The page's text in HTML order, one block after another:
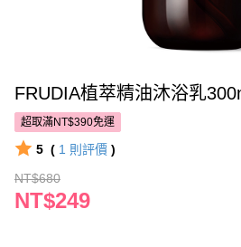
FRUDIA植萃精油沐浴乳
超取滿NT$390免運
5 ( 1 則評價 )
NT$680
NT$249